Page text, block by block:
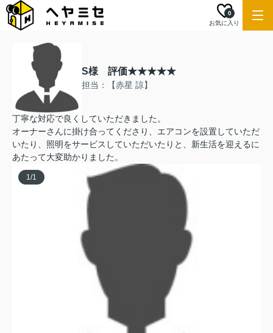
お気に入り
0
S様 評価★★★★★
担当：【赤星 諒】
丁寧な対応で良くしていただきました。
オーナーさんに掛け合ってくださり、エアコンを設置していただ
いたり、照明をサービスしていただいたりと、新生活を迎えるに
あたって大変助かりました。
1/1